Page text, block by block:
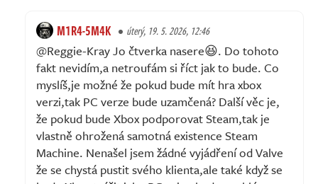
M1R4-5M4K úterý, 19. 5. 2026, 12:46
@Reggie-Kray Jo čtverka nasere😆. Do tohoto
fakt nevidím,a netroufám si říct jak to bude. Co
myslíš,je možné že pokud bude mít hra xbox
verzi,tak PC verze bude uzamčená? Další věc je,
že pokud bude Xbox podporovat Steam,tak je
vlastně ohrožená samotná existence Steam
Machine. Nenašel jsem žádné vyjádření od Valve
že se chystá pustit svého klienta,ale také když se